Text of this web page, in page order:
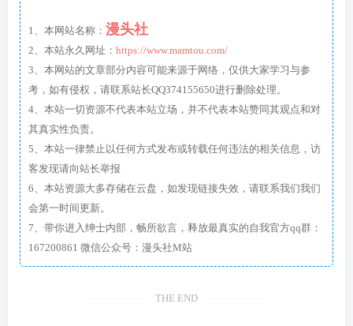
1、本网站名称： 漫头社
2、本站永久网址： https://www.mamtou.com/
3、本网站的文章部分内容可能来源于网络，仅供大家学习与参
考，如有侵权，请联系站长QQ374155650进行删除处理。
4、本站一切资源不代表本站立场，并不代表本站赞同其观点和对
其真实性负责。
5、本站一律禁止以任何方式发布或转载任何违法的相关信息，访
客发现请向站长举报
6、本站资源大多存储在云盘，如发现链接失效，请联系我们我们
会第一时间更新。
7、带你进入绅士内部，畅所欲言，释放最真实的自我官方qq群：
167200861 微信公众号：漫头社M站
THE END